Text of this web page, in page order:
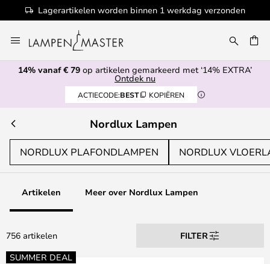
100+ designermerken
naar
de
inhoud
14% vanaf € 79 op artikelen gemarkeerd met ‘14% EXTRA’
Ontdek nu
ACTIECODE:BEST KOPIËREN
Nordlux Lampen
NORDLUX PLAFONDLAMPEN NORDLUX
Artikelen Meer over Nordlux Lampen
756 artikelen
FILTER
SUMMER DEAL